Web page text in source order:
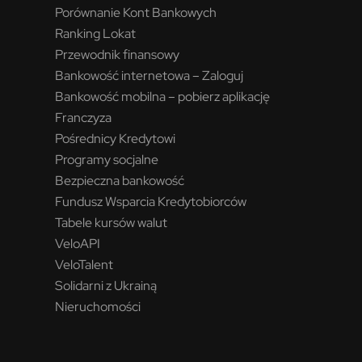
Porównanie Kont Bankowych
Ranking Lokat
Przewodnik finansowy
Bankowość internetowa – Zaloguj
Bankowość mobilna – pobierz aplikację
Franczyza
Pośrednicy Kredytowi
Programy socjalne
Bezpieczna bankowość
Fundusz Wsparcia Kredytobiorców
Tabele kursów walut
VeloAPI
VeloTalent
Solidarni z Ukrainą
Nieruchomości